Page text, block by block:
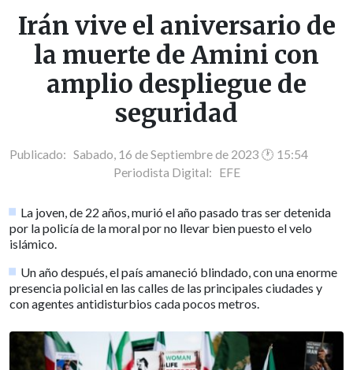
Irán vive el aniversario de
la muerte de Amini con
amplio despliegue de
seguridad
Publicado: Sabado, 16 de Septiembre de 2023 🕐 15:54
Periodista Digital: EFE
La joven, de 22 años, murió el año pasado tras ser detenida
por la policía de la moral por no llevar bien puesto el velo
islámico.
Un año después, el país amaneció blindado, con una enorme
presencia policial en las calles de las principales ciudades y
con agentes antidisturbios cada pocos metros.